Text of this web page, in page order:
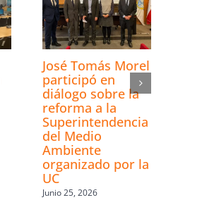
José Tomás Morel
participó en
diálogo sobre la
reforma a la
Superintendencia
del Medio
Ambiente
organizado por la
UC
Junio 25, 2026